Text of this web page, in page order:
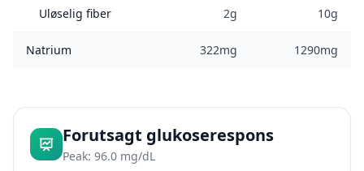
Uløselig fiber 2g 10g
Natrium 322mg 1290mg
Forutsagt glukoserespons
Peak: 96.0 mg/dL